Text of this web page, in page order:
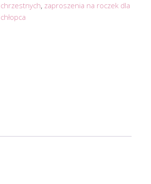
chrzestnych, zaproszenia na roczek dla
chłopca